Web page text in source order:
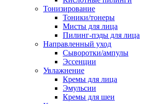
Тонизирование
Тоники/тонеры
Мисты для лица
Пилинг-пэды для лица
Направленный уход
Сыворотки/ампулы
Эссенции
Увлажнение
Кремы для лица
Эмульсии
Кремы для шеи